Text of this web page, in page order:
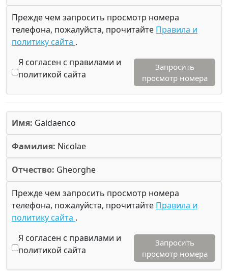
Прежде чем запросить просмотр номера
телефона, пожалуйста, прочитайте Правила и
политику сайта .
Я согласен с правилами и
политикой сайта
Запросить
просмотр номера
Имя: Gaidaenco
Фамилия: Nicolae
Отчество: Gheorghe
Прежде чем запросить просмотр номера
телефона, пожалуйста, прочитайте Правила и
политику сайта .
Я согласен с правилами и
политикой сайта
Запросить
просмотр номера